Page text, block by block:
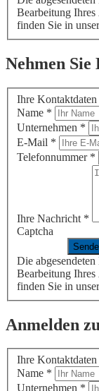
Bearbeitung
finden Sie in
Nehmen
Ihre Kontaktdaten
Name *
Unternehmen *
E-Mail *
Telefonnummer *
Ihre Nachricht *
Captcha
Die
Bearbeitung
finden Sie in
Anmelden
Ihre Kontaktdaten
Name *
Unternehmen *